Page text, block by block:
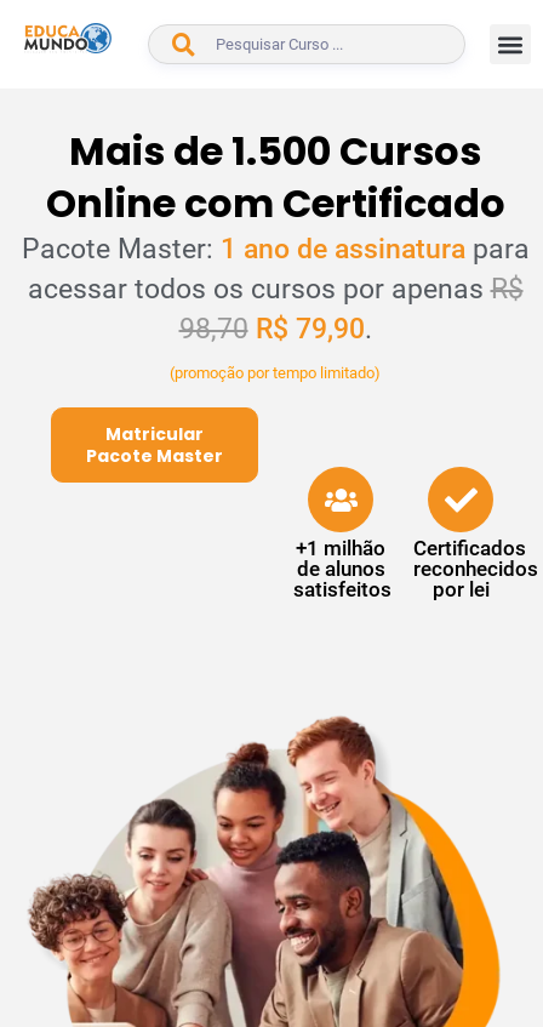
BUSCAR
Mais de 1.500 Cursos
Online com Certificado
Pacote Master: 1 ano de assinatura para
acessar todos os cursos por apenasR$
98,70 R$ 79,90.
(promoção por tempo limitado)
Matricular
Pacote Master
+1 milhão
de alunos
satisfeitos
Certificados
reconhecidos
por lei